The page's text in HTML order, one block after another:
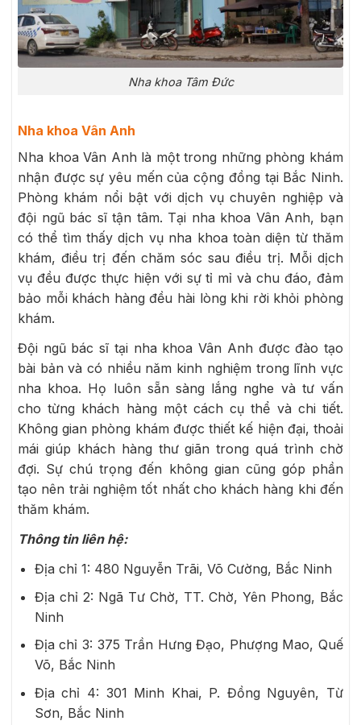
Nha khoa Tâm Đức
Nha khoa Vân Anh
Nha khoa Vân Anh là một trong những phòng khám
nhận được sự yêu mến của cộng đồng tại Bắc Ninh.
Phòng khám nổi bật với dịch vụ chuyên nghiệp và
đội ngũ bác sĩ tận tâm. Tại nha khoa Vân Anh, bạn
có thể tìm thấy dịch vụ nha khoa toàn diện từ thăm
khám, điều trị đến chăm sóc sau điều trị. Mỗi dịch
vụ đều được thực hiện với sự tỉ mỉ và chu đáo, đảm
bảo mỗi khách hàng đều hài lòng khi rời khỏi phòng
khám.
Đội ngũ bác sĩ tại nha khoa Vân Anh được đào tạo
bài bản và có nhiều năm kinh nghiệm trong lĩnh vực
nha khoa. Họ luôn sẵn sàng lắng nghe và tư vấn
cho từng khách hàng một cách cụ thể và chi tiết.
Không gian phòng khám được thiết kế hiện đại, thoải
mái giúp khách hàng thư giãn trong quá trình chờ
đợi. Sự chú trọng đến không gian cũng góp phần
tạo nên trải nghiệm tốt nhất cho khách hàng khi đến
thăm khám.
Thông tin liên hệ:
Địa chỉ 1: 480 Nguyễn Trãi, Võ Cường, Bắc Ninh
Địa chỉ 2: Ngã Tư Chờ, TT. Chờ, Yên Phong, Bắc
Ninh
Địa chỉ 3: 375 Trần Hưng Đạo, Phượng Mao, Quế
Võ, Bắc Ninh
Địa chỉ 4: 301 Minh Khai, P. Đồng Nguyên, Từ
Sơn, Bắc Ninh